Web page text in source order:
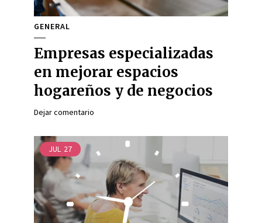
GENERAL
Empresas especializadas
en mejorar espacios
hogareños y de negocios
Dejar comentario
JUL 27